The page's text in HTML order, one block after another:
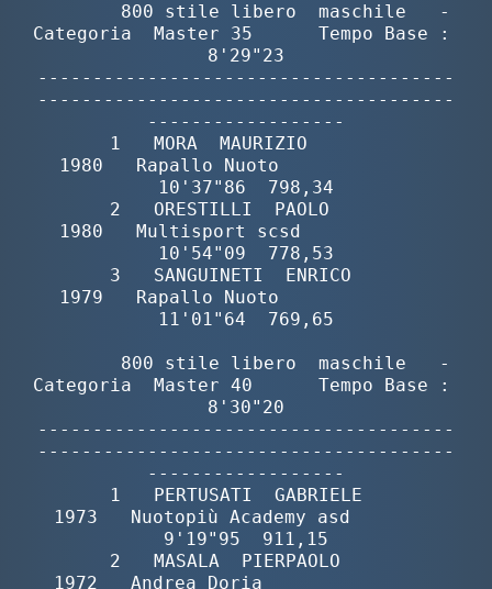
        800 stile libero  maschile   -
Categoria  Master 35      Tempo Base :
8'29"23
--------------------------------------
--------------------------------------
------------------
       1   MORA  MAURIZIO
1980   Rapallo Nuoto
10'37"86  798,34
       2   ORESTILLI  PAOLO
1980   Multisport scsd
10'54"09  778,53
       3   SANGUINETI  ENRICO
1979   Rapallo Nuoto
11'01"64  769,65
        800 stile libero  maschile   -
Categoria  Master 40      Tempo Base :
8'30"20
--------------------------------------
--------------------------------------
------------------
       1   PERTUSATI  GABRIELE
1973   Nuotopiù Academy asd
9'19"95  911,15
       2   MASALA  PIERPAOLO
1972   Andrea Doria